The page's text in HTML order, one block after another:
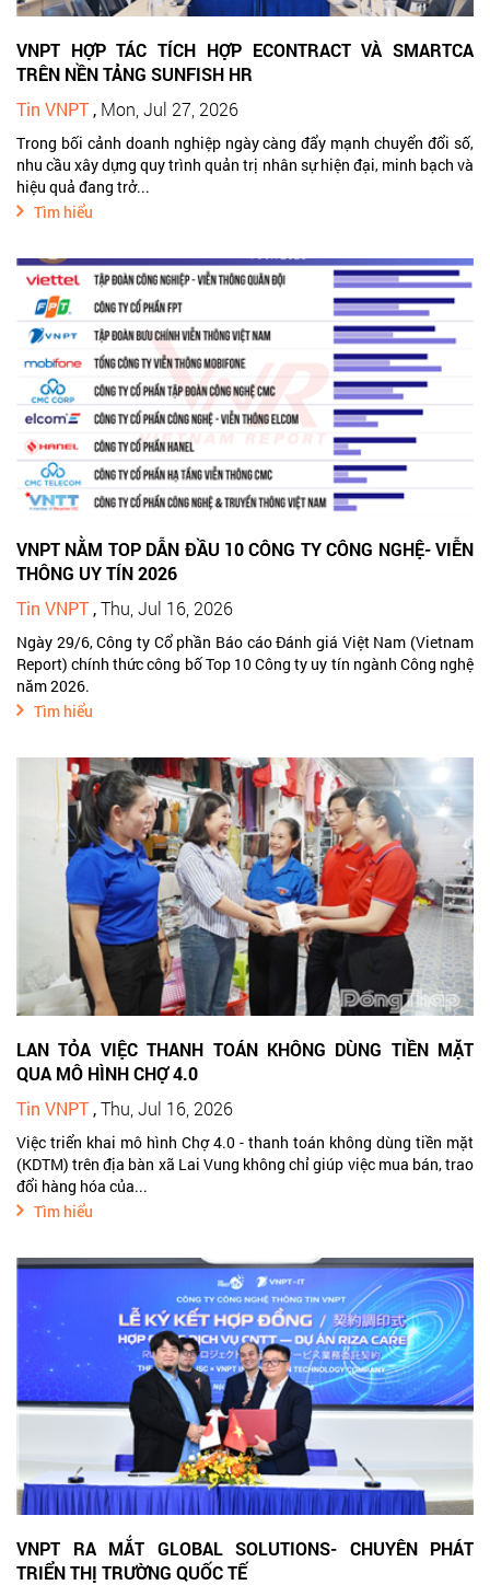
VNPT HỢP TÁC TÍCH HỢP ECONTRACT VÀ SMARTCA
TRÊN NỀN TẢNG SUNFISH HR
Tin VNPT , Mon, Jul 27, 2026
Trong bối cảnh doanh nghiệp ngày càng đẩy mạnh chuyển đổi số,
nhu cầu xây dựng quy trình quản trị nhân sự hiện đại, minh bạch và
hiệu quả đang trở...
Tìm hiểu
VNPT NẰM TOP DẪN ĐẦU 10 CÔNG TY CÔNG NGHỆ- VIỄN
THÔNG UY TÍN 2026
Tin VNPT,Thu, Jul 16, 2026
Ngày 29/6, Công ty Cổ phần Báo cáo Đánh giá Việt Nam (Vietnam
Report) chính thức công bố Top 10 Công ty uy tín ngành Công nghệ
năm 2026.
Tìm hiểu
LAN TỎA VIỆC THANH TOÁN KHÔNG DÙNG TIỀN MẶT
QUA MÔ HÌNH CHỢ 4.0
Tin VNPT ,Thu, Jul 16, 2026
Việc triển khai mô hình Chợ 4.0 - thanh toán không dùng tiền mặt
(KDTM) trên địa bàn xã Lai Vung không chỉ giúp việc mua bán, trao
đổi hàng hóa của...
Tìm hiểu
VNPT RA MẮT GLOBAL SOLUTIONS- CHUYÊN PHÁT
TRIỂN THỊ TRƯỜNG QUỐC TẾ